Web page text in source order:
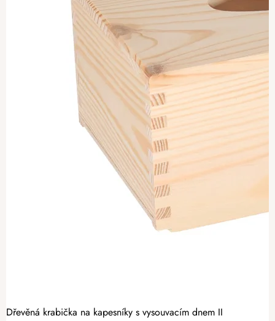
Dřevěná krabička na kapesníky s vysouvacím dnem II